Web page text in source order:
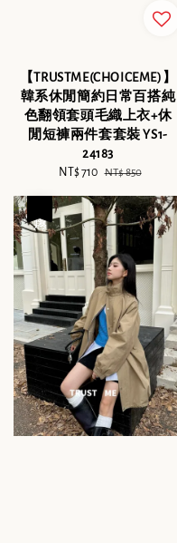
【TRUSTME(CHOICEME)】
韓系休閒簡約日常百搭純
色翻領套頭毛織上衣+休
閒短褲兩件套套裝 YS1-
24183
Sale
NT$ 710 Regular
NT$ 850